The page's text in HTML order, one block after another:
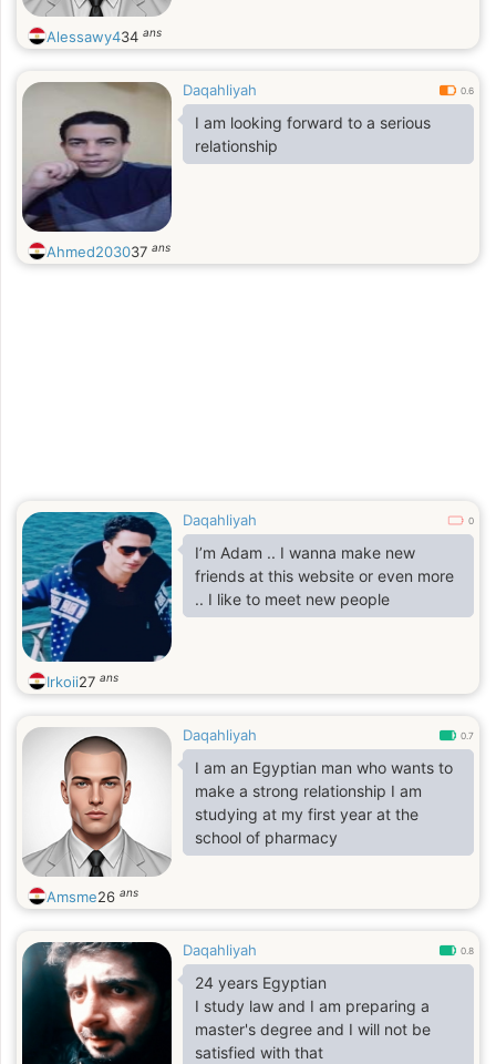
Alessawy434 ans
Daqahliyah 0.6
I am looking forward to a serious
relationship
Ahmed203037 ans
Daqahliyah 0
I’m Adam .. I wanna make new
friends at this website or even more
.. I like to meet new people
Irkoii27 ans
Daqahliyah 0.7
I am an Egyptian man who wants to
make a strong relationship I am
studying at my first year at the
school of pharmacy
Amsme26 ans
Daqahliyah 0.8
24 years Egyptian
I study law and I am preparing a
master's degree and I will not be
satisfied with that